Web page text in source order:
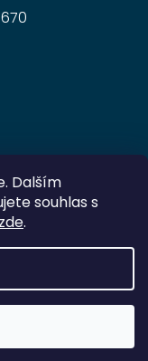
Dalším
souhlas s
zde.
práva vyhrazena.